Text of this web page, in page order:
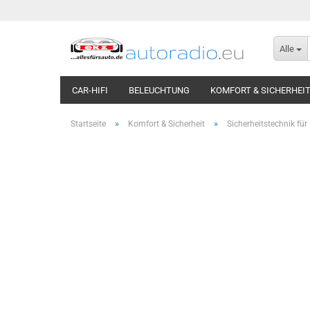
Alle
CAR-HIFI BELEUCHTUNG KOMFORT & SICHERHEIT
Startseite » Komfort & Sicherheit » Sicherheitstechnik für